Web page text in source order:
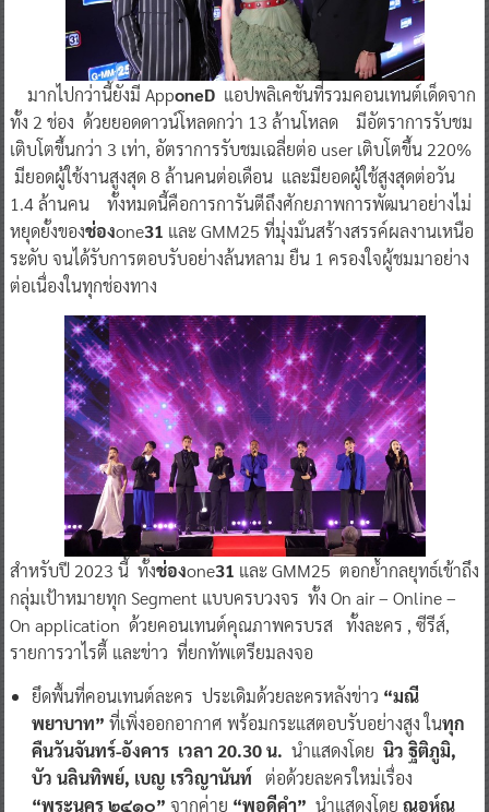
มากไปกว่านี้ยังมี ApponeDแอปพลิเคชันที่รวมคอนเทนต์เด็ดจาก
ทั้ง 2 ช่อง ด้วยยอดดาวน์โหลดกว่า 13 ล้านโหลด มีอัตราการรับชม
เติบโตขึ้นกว่า 3 เท่า, อัตราการรับชมเฉลี่ยต่อ user เติบโตขึ้น 220%
มียอดผู้ใช้งานสูงสุด 8 ล้านคนต่อเดือน และมียอดผู้ใช้สูงสุดต่อวัน
1.4 ล้านคน ทั้งหมดนี้คือการการันตีถึงศักยภาพการพัฒนาอย่างไม่
หยุดยั้งของช่องone31 และ GMM25 ที่มุ่งมั่นสร้างสรรค์ผลงานเหนือ
ระดับ จนได้รับการตอบรับอย่างล้นหลาม ยืน 1 ครองใจผู้ชมมาอย่าง
ต่อเนื่องในทุกช่องทาง
สำหรับปี 2023 นี้ ทั้งช่องone31 และ GMM25 ตอกย้ำกลยุทธ์เข้าถึง
กลุ่มเป้าหมายทุก Segment แบบครบวงจร ทั้ง On air – Online –
On application ด้วยคอนเทนต์คุณภาพครบรส ทั้งละคร , ซีรีส์,
รายการวาไรตี้ และข่าว ที่ยกทัพเตรียมลงจอ
ยึดพื้นที่คอนเทนต์ละคร ประเดิมด้วยละครหลังข่าว “มณี
พยาบาท” ที่เพิ่งออกอากาศ พร้อมกระแสตอบรับอย่างสูง ในทุก
คืนวันจันทร์-อังคาร เวลา 20.30 น. นำแสดงโดย นิว ฐิติภูมิ,
บัว นลินทิพย์, เบญ เรวิญานันท์ ต่อด้วยละครใหม่เรื่อง
“พระนคร ๒๔๑๐” จากค่าย “พอดีคำ” นำแสดงโดย ณอห์ณ